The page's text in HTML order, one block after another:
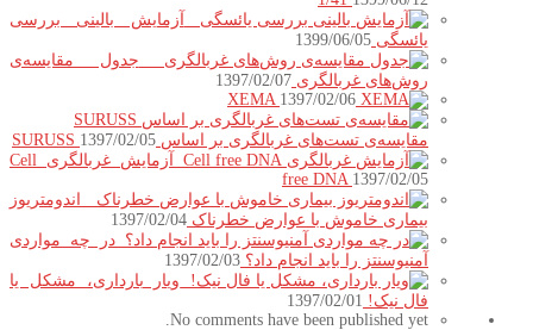
آزمایش بالینی بررسی
یائسگی 1399/06/05
جدول مقایسه‌ی
روش‌های غربالگری 1397/02/07
XEMA 1397/02/06
مقایسه‌ی تست‌های غربالگری بر اساس SURUSS 1397/02/05
آزمایش غربالگری Cell
free DNA 1397/02/05
اندومتریوز
بیماری خاموش با عوارض خطرناک 1397/02/04
در چه مواردی
آمنیوسنتز را باید انجام داد؟ 1397/02/03
ویار بارداری، مشکل یا
فال نیک! 1397/02/01
No comments have been published yet.